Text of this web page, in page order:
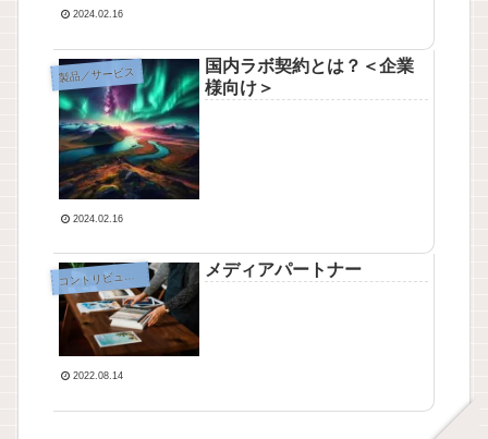
2024.02.16
製品／サービス
国内ラボ契約とは？＜企業
様向け＞
2024.02.16
コントリビューション メディアパートナー
2022.08.14